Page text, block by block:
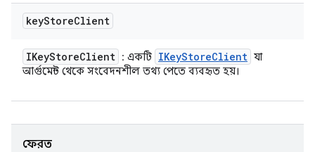
keyStoreClient
IKeyStoreClient : একটি IKeyStoreClient যা
আর্গুমেন্ট থেকে সংবেদনশীল তথ্য পেতে ব্যবহৃত হয়।
ফেরত